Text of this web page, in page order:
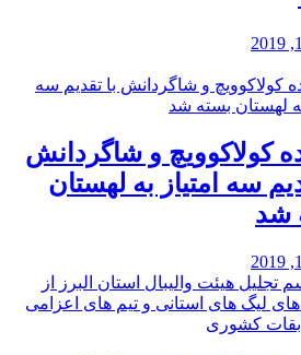
کولاکوویچ و شاگردانش
سه امتیاز به لهستان
شد